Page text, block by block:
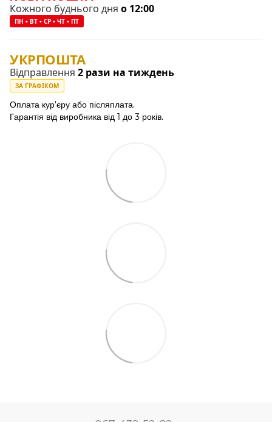
Кожного буднього дня о 12:00
ПН • ВТ • СР • ЧТ • ПТ
УКРПОШТА
Відправлення 2 рази на тиждень
ЗА ГРАФІКОМ
Оплата кур'єру або післяплата.
Гарантія від виробника від 1 до 3 років.